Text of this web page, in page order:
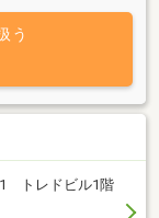
う
トレドビル1階